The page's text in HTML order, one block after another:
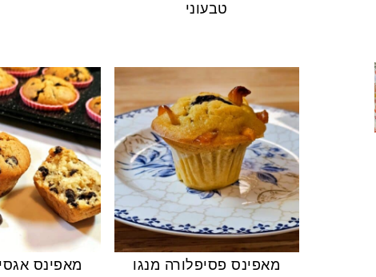
טבעוני
מאפינס פסיפלורה מנגו
מאפינס